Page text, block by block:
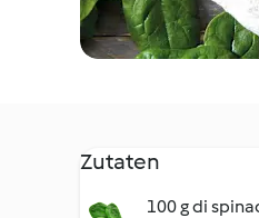
Zutaten
100 g di